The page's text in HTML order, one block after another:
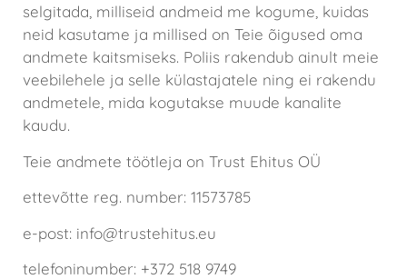
selgitada, milliseid andmeid me kogume, kuidas
neid kasutame ja millised on Teie õigused oma
andmete kaitsmiseks. Poliis rakendub ainult meie
veebilehele ja selle külastajatele ning ei rakendu
andmetele, mida kogutakse muude kanalite
kaudu.
Teie andmete töötleja on Trust Ehitus OÜ
ettevõtte reg. number: 11573785
e-post: info@trustehitus.eu
telefoninumber: +372 518 9749